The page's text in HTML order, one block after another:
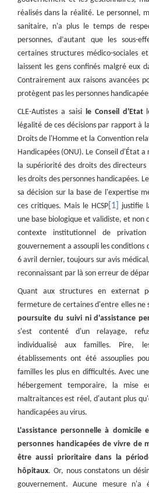
réalisés dans la réalité. Le personnel,
sanitaire, n'a plus le temps de
personnes, d’autant que les sous-
certaines structures médico-sociales
laissent les gens confinés malgré eux
Contrairement aux raisons avancées
protègent pas les personnes
CLE-Autistes a saisi le Conseil d'Etat
légalité de ces décisions par rapport à
Droits de l'Homme et la Convention
Handicapées (ONU). Le Conseil d'État
la supériorité des droits des
les droits des personnes handicapées.
sa décision sur la base de l'expertise
ces critiques. Mais le HCSP [1]
justifie
une base biologique et validiste, et non
contexte institutionnel de
gouvernement a assoupli les conditions
6 avril dernier, toujours sur avis
reconnaissant par là son erreur de
Quant aux structures en externat
fermeture de certaines d'entre elles ne
poursuite du suivi ni d'assistance
s'est contenté d'un relayage,
individualisé aux familles. Pire,
établissements ont été assouplies
familles les plus en difficultés. Avec
hébergement temporaire, la mise
maltraitances est réel, d'autant plus
handicapées au virus.
L'assistance personnelle à
personnes handicapées de vivre de
être aussi prioritaire dans la
hôpitaux. Or, nous constatons un
gouvernement. Aucune mesure